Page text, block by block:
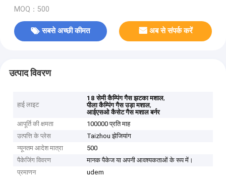
MOQ：500
सबसे अच्छी कीमत अब से संपर्क करें
उत्पाद विवरण
हाई लाइट
18 सेमी कैम्पिंग गैस झटका मशाल,
पीला कैम्पिंग गैस उड़ा मशाल,
आईएसओ कैसेट गैस मशाल बर्नर
आपूर्ति की क्षमता
100000 प्रति माह
उत्पत्ति के प्लेस
Taizhou झेजियांग
न्यूनतम आदेश मात्रा
500
पैकेजिंग विवरण
मानक पैकेज या अपनी आवश्यकताओं के रूप में।
प्रमाणन
udem